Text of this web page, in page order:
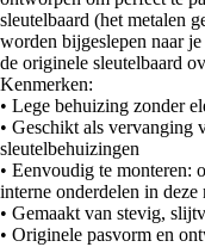
sleutelbaard (het metalen
worden bijgeslepen naar
de originele sleutelbaard
Kenmerken:
• Lege behuizing zonder
• Geschikt als vervanging
sleutelbehuizingen
• Eenvoudig te monteren:
interne onderdelen in
• Gemaakt van stevig,
• Originele pasvorm en